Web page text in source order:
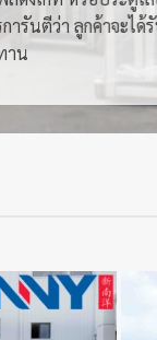
ารันตีว่า ลูกค้าจะไ
าน